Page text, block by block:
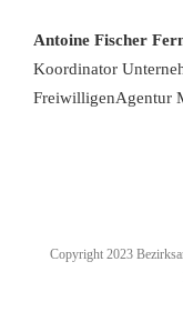
Antoine Fischer
Koordinator
FreiwilligenAgentur
Copyright 2023